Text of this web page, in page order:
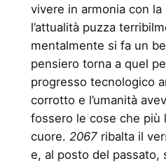
vivere in armonia con
l’attualità puzza
mentalmente si fa un
pensiero torna a quel
progresso tecnologico
corrotto e l’umanità
fossero le cose che più
cuore. 2067ribalta il
e, al posto del passato,